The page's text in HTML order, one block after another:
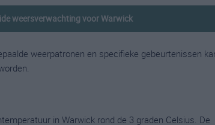
weersverwachting voor Warwick
weerpatronen en specifieke gebeurtenissen
in Warwick rond de 3 graden Celsius. De